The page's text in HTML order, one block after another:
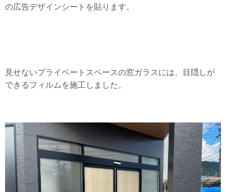
の広告デザインシートを貼ります。
見せないプライベートスペースの窓ガラスには、目隠しが
できるフィルムを施工しました。